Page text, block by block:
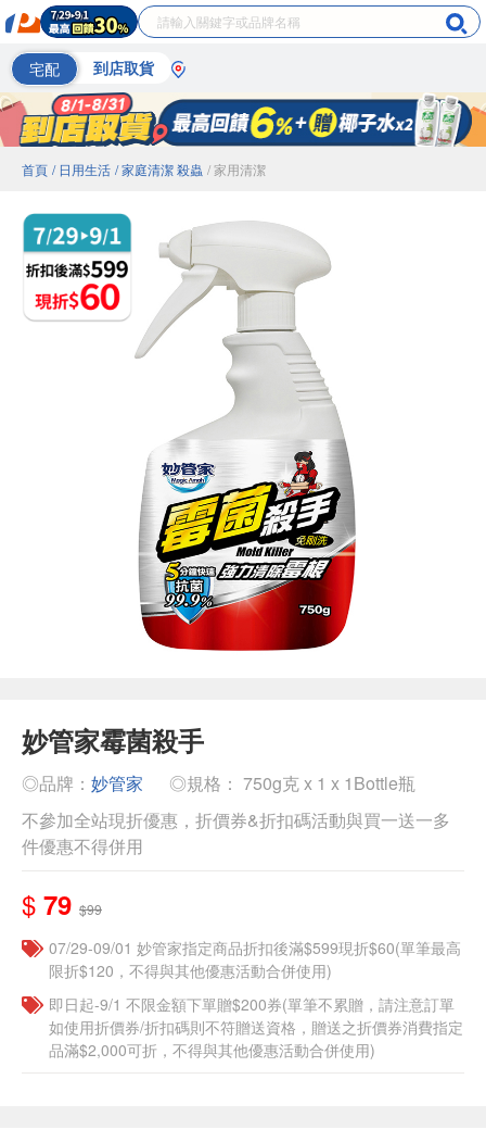
宅配 到店取貨
首頁 / 日用生活 / 家庭清潔 殺蟲 / 家用清潔
妙管家霉菌殺手
◎品牌： 妙管家
◎規格： 750g克 x 1 x 1Bottle瓶
不參加全站現折優惠，折價券&折扣碼活動與買一送一多
件優惠不得併用
$ 79 $99
07/29-09/01 妙管家指定商品折扣後滿$599現折$60(單筆最高
限折$120，不得與其他優惠活動合併使用)
即日起-9/1 不限金額下單贈$200券(單筆不累贈，請注意訂單
如使用折價券/折扣碼則不符贈送資格，贈送之折價券消費指定
品滿$2,000可折，不得與其他優惠活動合併使用)